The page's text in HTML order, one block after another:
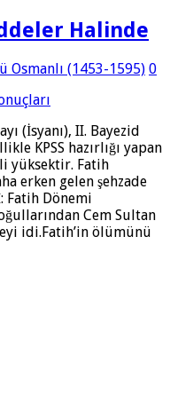
Halinde
Osmanlı (1453-1595) 0
(İsyanı), II. Bayezid
KPSS hazırlığı yapan
yüksektir. Fatih
erken gelen şehzade
Fatih Dönemi
Cem Sultan
idi.Fatih’in ölümünü